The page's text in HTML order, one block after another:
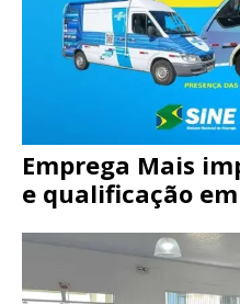
Emprega Mais
e qualificação